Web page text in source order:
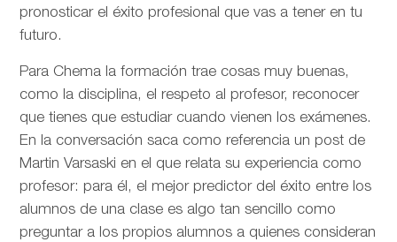
pronosticar el éxito profesional que vas a tener en tu
futuro.
Para Chema la formación trae cosas muy buenas,
como la disciplina, el respeto al profesor, reconocer
que tienes que estudiar cuando vienen los exámenes.
En la conversación saca como referencia un post de
Martin Varsaski en el que relata su experiencia como
profesor: para él, el mejor predictor del éxito entre los
alumnos de una clase es algo tan sencillo como
preguntar a los propios alumnos a quienes consideran